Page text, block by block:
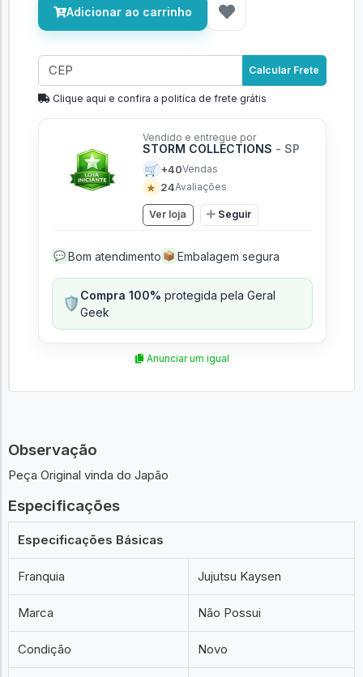
Adicionar ao carrinho
Calcular Frete
Clique aqui e confira a politíca de frete grátis
Vendido e entregue por
STORM COLLECTIONS - SP
🛒 +40Vendas
★ 24Avaliações
Ver loja Seguir
💬 Bom atendimento 📦 Embalagem segura
🛡️Compra 100% protegida pela Geral
Geek
Anunciar um igual
Observação
Peça Original vinda do Japão
Especificações
Especificações Básicas
Franquia Jujutsu Kaysen
Marca Não Possui
Condição Novo